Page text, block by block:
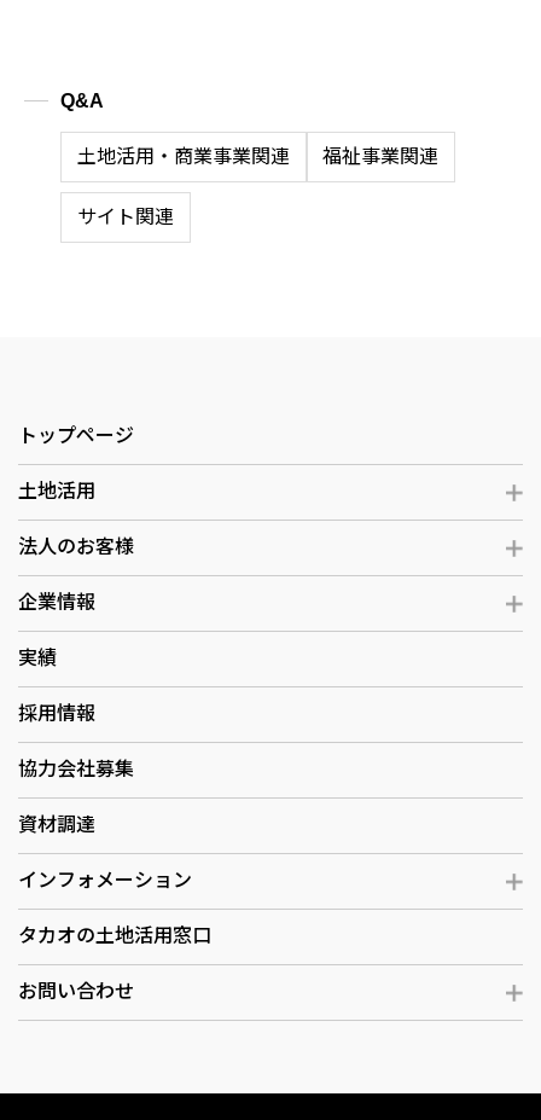
Q&A
土地活用・商業事業関連 福祉事業関連
サイト関連
トップページ
土地活用
法人のお客様
企業情報
実績
採用情報
協力会社募集
資材調達
インフォメーション
タカオの土地活用窓口
お問い合わせ